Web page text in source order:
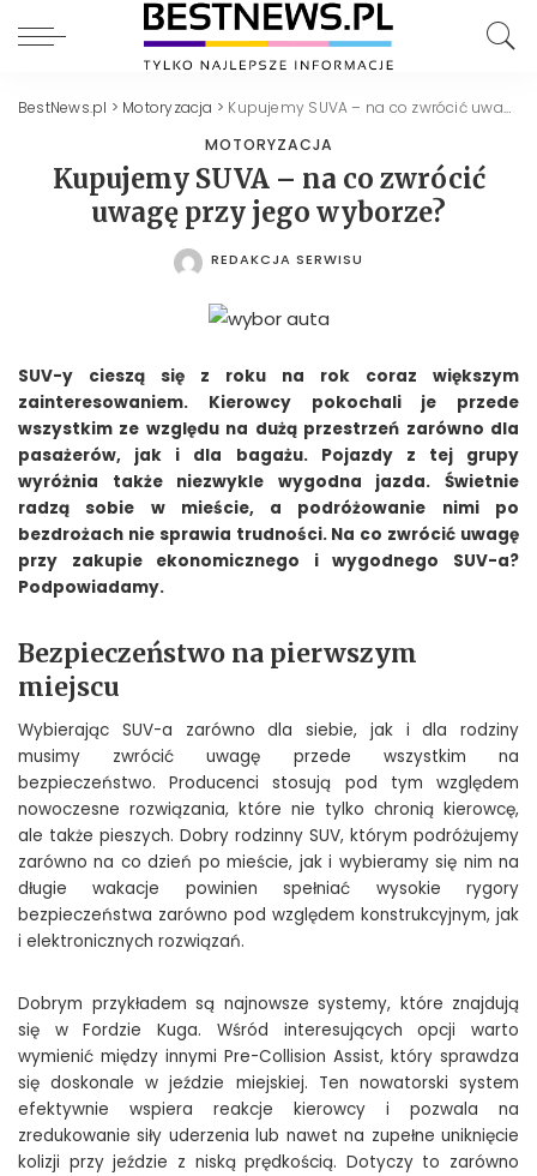
BestNews.pl > Motoryzacja > Kupujemy SUVA – na co zwrócić uwagę przy jego wyborze?
MOTORYZACJA
Kupujemy SUVA – na co zwrócić
uwagę przy jego wyborze?
POSTED
REDAKCJA SERWISU
SUV-y cieszą się z roku na rok coraz większym
zainteresowaniem. Kierowcy pokochali je przede
wszystkim ze względu na dużą przestrzeń zarówno dla
pasażerów, jak i dla bagażu. Pojazdy z tej grupy
wyróżnia także niezwykle wygodna jazda. Świetnie
radzą sobie w mieście, a podróżowanie nimi po
bezdrożach nie sprawia trudności. Na co zwrócić uwagę
przy zakupie ekonomicznego i wygodnego SUV-a?
Podpowiadamy.
Bezpieczeństwo na pierwszym
miejscu
Wybierając SUV-a zarówno dla siebie, jak i dla rodziny
musimy zwrócić uwagę przede wszystkim na
bezpieczeństwo. Producenci stosują pod tym względem
nowoczesne rozwiązania, które nie tylko chronią kierowcę,
ale także pieszych. Dobry rodzinny SUV, którym podróżujemy
zarówno na co dzień po mieście, jak i wybieramy się nim na
długie wakacje powinien spełniać wysokie rygory
bezpieczeństwa zarówno pod względem konstrukcyjnym, jak
i elektronicznych rozwiązań.
Dobrym przykładem są najnowsze systemy, które znajdują
się w Fordzie Kuga. Wśród interesujących opcji warto
wymienić między innymi Pre-Collision Assist, który sprawdza
się doskonale w jeździe miejskiej. Ten nowatorski system
efektywnie wspiera reakcje kierowcy i pozwala na
zredukowanie siły uderzenia lub nawet na zupełne uniknięcie
kolizji przy jeździe z niską prędkością. Dotyczy to zarówno